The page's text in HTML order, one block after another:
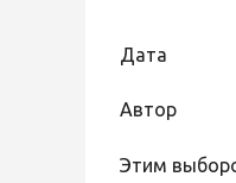
Дата
Автор
Этим